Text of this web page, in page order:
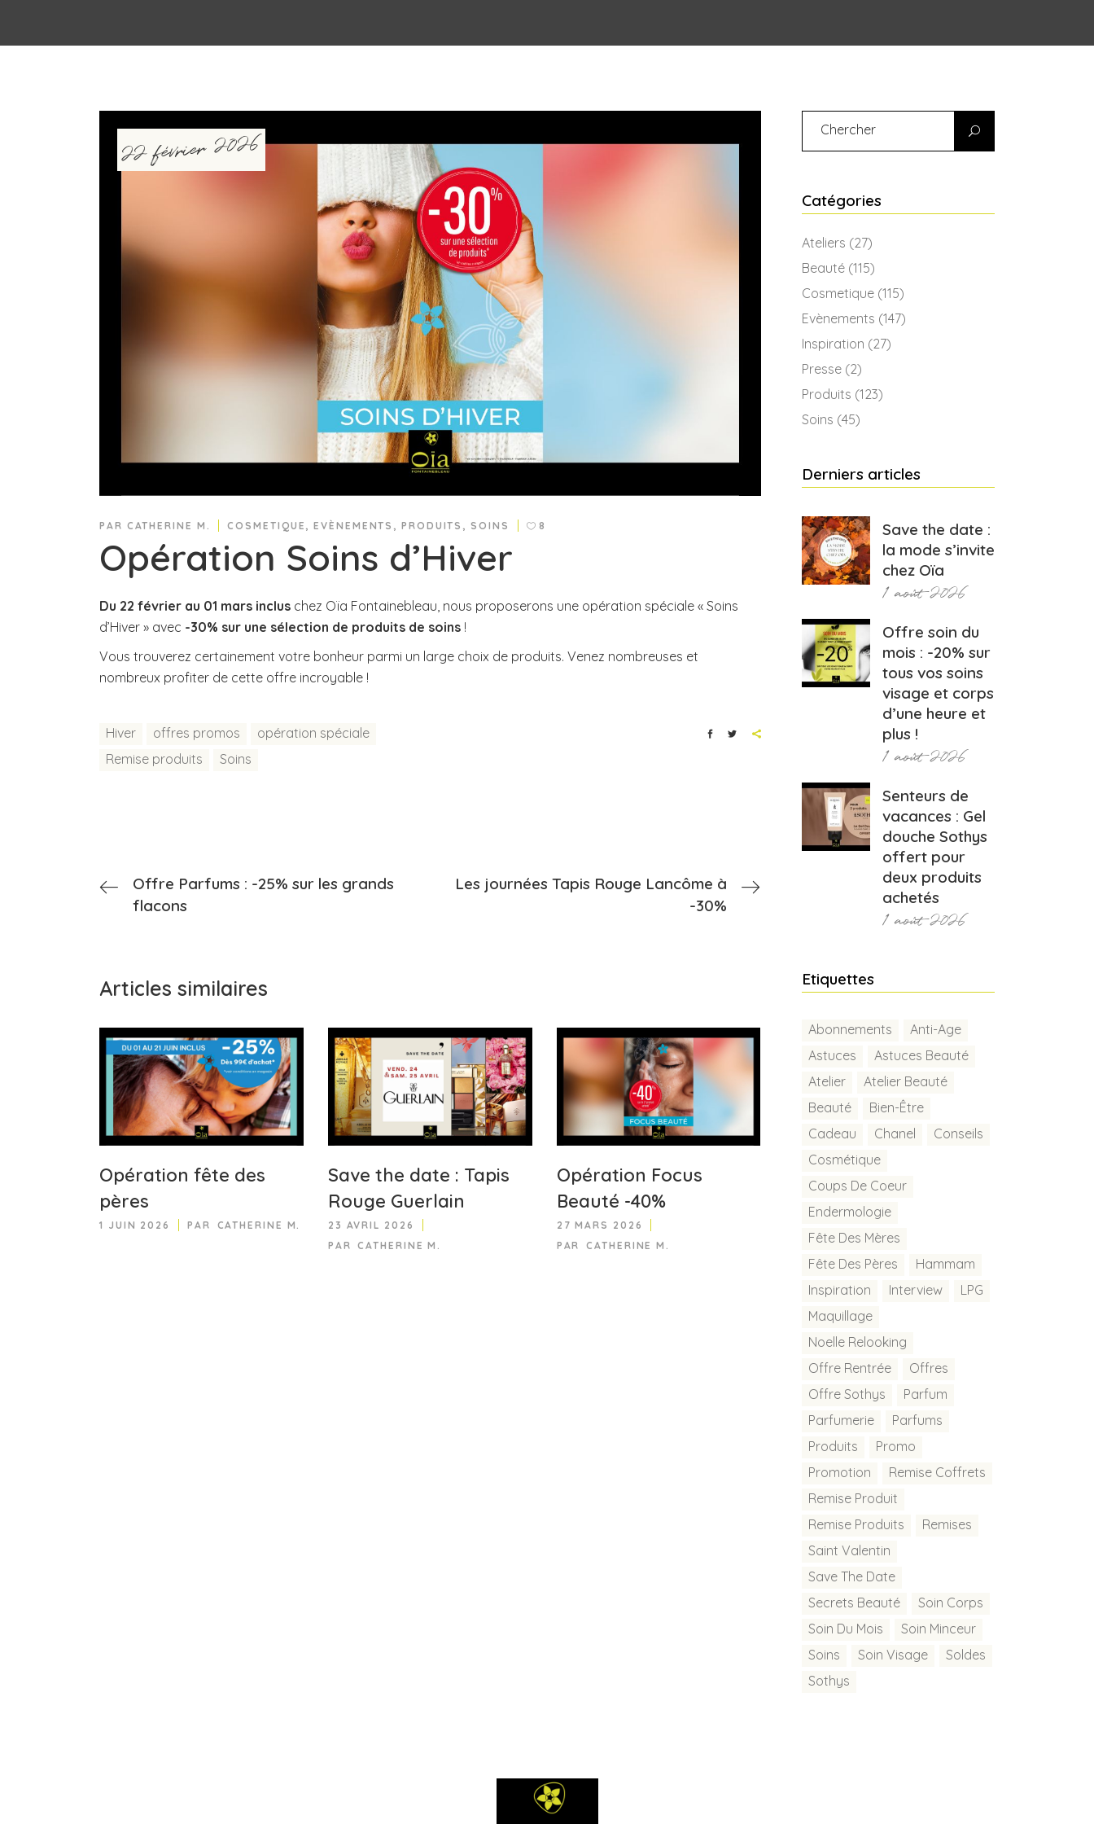
22 février 2026
PAR CATHERINE M. COSMETIQUE ,EVÈNEMENTS ,PRODUITS ,SOINS 8
Opération Soins d’Hiver
Du 22 février au 01 mars inclus chez Oïa Fontainebleau, nous proposerons une opération spéciale « Soins
d’Hiver » avec -30% sur une sélection de produits de soins !
Vous trouverez certainement votre bonheur parmi un large choix de produits. Venez nombreuses et
nombreux profiter de cette offre incroyable !
Hiver offres promos
opération spéciale
Remise produits
Soins
Offre Parfums : -25% sur les grands
flacons
Les journées Tapis Rouge Lancôme à
-30%
Articles similaires
Opération fête des
pères
1 JUIN 2026 PAR CATHERINE M.
Save the date : Tapis
Rouge Guerlain
23 AVRIL 2026
PAR
CATHERINE M.
Opération Focus
Beauté -40%
27 MARS 2026
PAR
CATHERINE M.
Search
Catégories
Ateliers (27)
Beauté(115)
Cosmetique(115)
Evènements (147)
Inspiration (27)
Presse(2)
Produits (123)
Soins (45)
Derniers articles
Save the date :
la mode s’invite
chez Oïa
1 août 2026
Offre soin du
mois : -20% sur
tous vos soins
visage et corps
d’une heure et
plus !
1 août 2026
Senteurs de
vacances : Gel
douche Sothys
offert pour
deux produits
achetés
1 août 2026
Etiquettes
Abonnements
Anti-Age
Astuces
Astuces Beauté
Atelier
Atelier Beauté
Beauté
Bien-Être
Cadeau
Chanel
Conseils
Cosmétique
Coups De Coeur
Endermologie
Fête Des Mères
Fête Des Pères
Hammam
Inspiration
Interview
LPG
Maquillage
Noelle Relooking
Offre Rentrée
Offres
Offre Sothys
Parfum
Parfumerie
Parfums
Produits
Promo
Promotion
Remise Coffrets
Remise Produit
Remise Produits
Remises
Saint Valentin
Save The Date
Secrets Beauté
Soin Corps
Soin Du Mois
Soin Minceur
Soins
Soin Visage
Soldes
Sothys